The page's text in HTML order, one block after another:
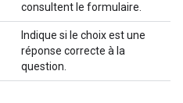
consultent le formulaire.
Indique si le choix est une
réponse correcte à la
question.